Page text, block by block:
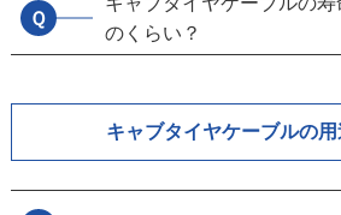
Ｑ
のくらい？
キャブタイヤケーブルの